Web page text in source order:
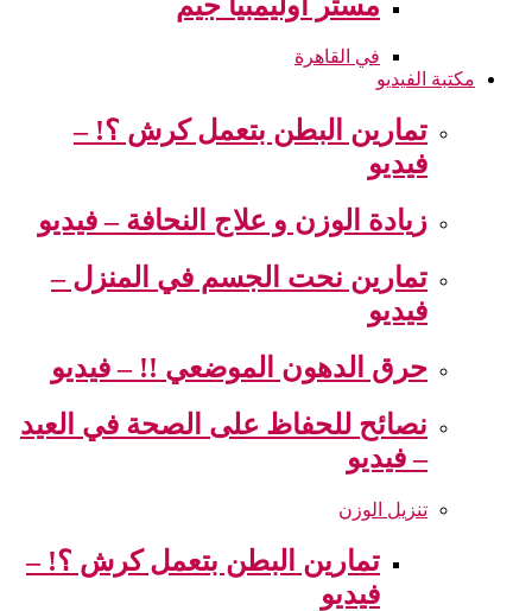
في القاهرة
مكتبة الفيديو
تمارين البطن بتعمل كرش ؟! –
فيديو
زيادة الوزن و علاج النحافة – فيديو
تمارين نحت الجسم في المنزل –
فيديو
حرق الدهون الموضعي !! – فيديو
نصائح للحفاظ على الصحة في العيد
– فيديو
تنزيل الوزن
تمارين البطن بتعمل كرش ؟! –
فيديو